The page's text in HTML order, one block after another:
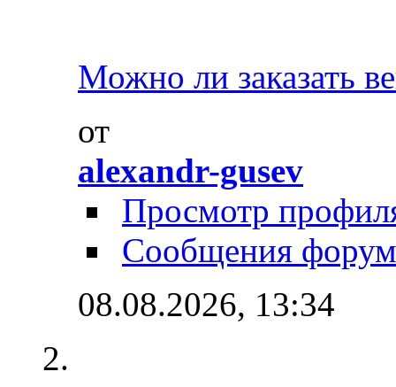
Можно ли заказать
от
alexandr-gusev
Просмотр
Сообщения
08.08.2026, 13:34